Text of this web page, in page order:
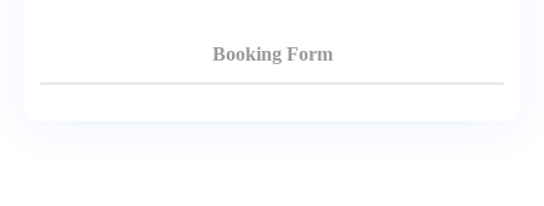
Booking Form